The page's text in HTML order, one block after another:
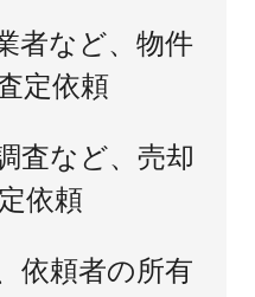
者など、物件
定依頼
査など、売却
依頼
依頼者の所有